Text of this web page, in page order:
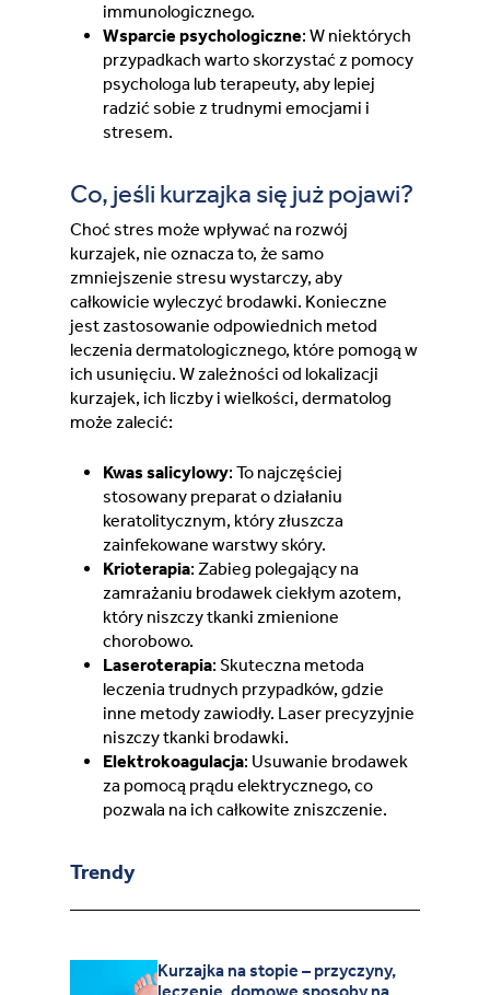
immunologicznego.
Wsparcie psychologiczne: W niektórych
przypadkach warto skorzystać z pomocy
psychologa lub terapeuty, aby lepiej
radzić sobie z trudnymi emocjami i
stresem.
Co, jeśli kurzajka się już pojawi?
Choć stres może wpływać na rozwój
kurzajek, nie oznacza to, że samo
zmniejszenie stresu wystarczy, aby
całkowicie wyleczyć brodawki. Konieczne
jest zastosowanie odpowiednich metod
leczenia dermatologicznego, które pomogą w
ich usunięciu. W zależności od lokalizacji
kurzajek, ich liczby i wielkości, dermatolog
może zalecić:
Kwas salicylowy: To najczęściej
stosowany preparat o działaniu
keratolitycznym, który złuszcza
zainfekowane warstwy skóry.
Krioterapia: Zabieg polegający na
zamrażaniu brodawek ciekłym azotem,
który niszczy tkanki zmienione
chorobowo.
Laseroterapia: Skuteczna metoda
leczenia trudnych przypadków, gdzie
inne metody zawiodły. Laser precyzyjnie
niszczy tkanki brodawki.
Elektrokoagulacja: Usuwanie brodawek
za pomocą prądu elektrycznego, co
pozwala na ich całkowite zniszczenie.
Trendy
Kurzajka na stopie – przyczyny,